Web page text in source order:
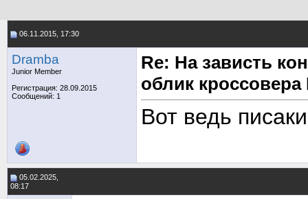
06.11.2015, 17:30
Dramba
Junior Member
Регистрация: 28.09.2015
Сообщений: 1
Re: На зависть
облик кроссовера
Вот ведь
05.02.2025,
08:17